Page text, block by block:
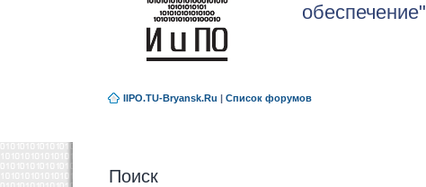
обеспечение"
IIPO.TU-Bryansk.Ru | Список форумов
Поиск